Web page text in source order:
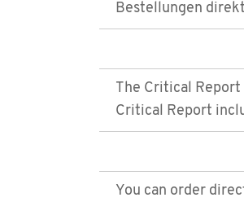
Bestellungen
The Critical
Critical Report
You can order